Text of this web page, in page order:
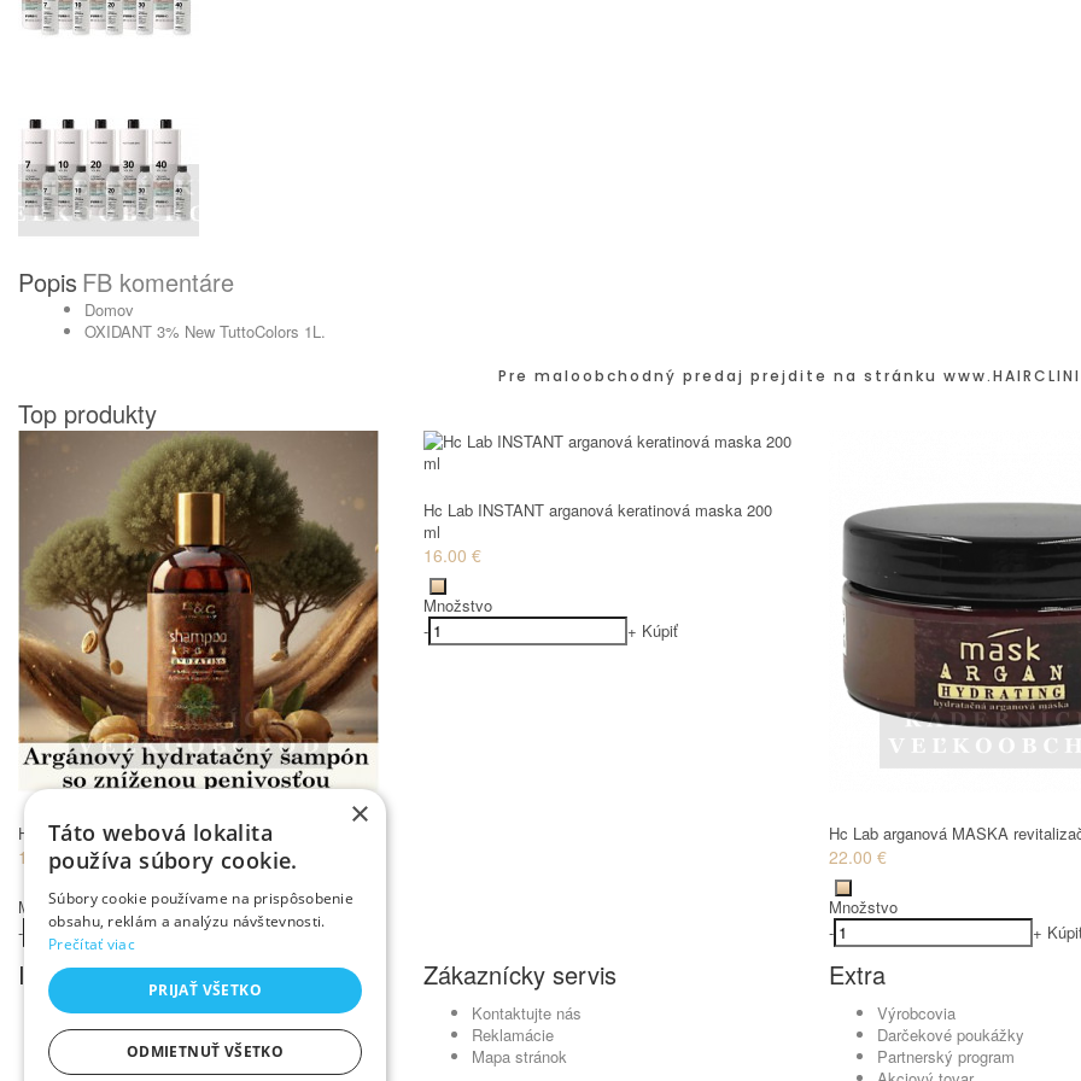
Popis FB komentáre
Domov
OXIDANT 3% New TuttoColors 1L.
Pre maloobchodný predaj prejdite na stránku
Top produkty
Hc Lab arganový ŠAMPÓN hydratačný 250 ml
12.00 €
Množstvo
-
+ Kúpiť
Hc Lab INSTANT arganová keratinová maska 200
ml
16.00 €
Množstvo
-
+ Kúpiť
Hc Lab arganová MASKA
22.00 €
Množstvo
-
+
Informácie
Obchodné podmienky
Ochrana osobných údajov
Odstúpenie od zmluvy
Zákaznícky servis
Kontaktujte nás
Reklamácie
Mapa stránok
Extra
Výrobcovia
Darčekové poukážky
Partnerský program
×
Táto webová lokalita
používa súbory cookie.
Súbory cookie používame na prispôsobenie
obsahu, reklám a analýzu návštevnosti.
Prečítať viac
PRIJAŤ VŠETKO
ODMIETNUŤ VŠETKO